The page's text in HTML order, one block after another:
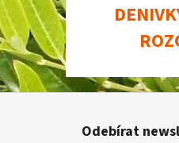
Z
Odebírat